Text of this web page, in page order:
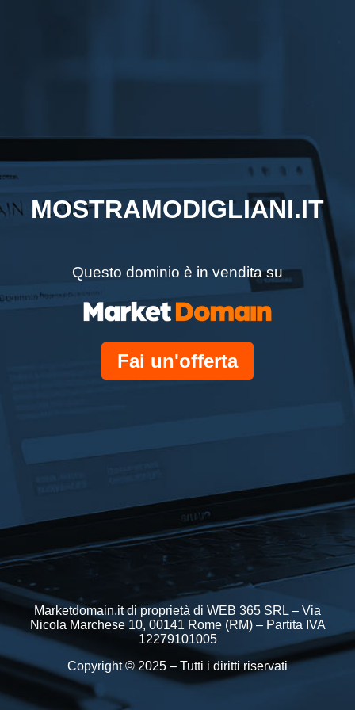
MOSTRAMODIGLIANI.IT
Questo dominio è in vendita su
Fai un'offerta
Marketdomain.it di proprietà di WEB 365 SRL – Via
Nicola Marchese 10, 00141 Rome (RM) – Partita IVA
12279101005
Copyright © 2025 – Tutti i diritti riservati